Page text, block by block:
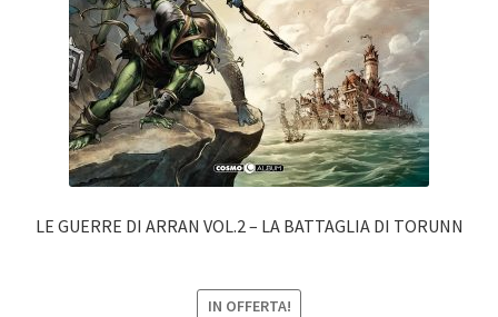
LE GUERRE DI ARRAN VOL.2 – LA BATTAGLIA DI TORUNN
IN OFFERTA!